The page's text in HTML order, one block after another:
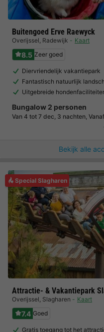
Buitengoed Erve Raewyck
Overijssel, Radewijk Kaart
8.5 Zeer goed
Diervriendelijk vakantiepark
Fantastisch natuurlijk
Uitgebreide
Bungalow 2 personen
Van 4 tot 7 dec, 3 nachten, Vanaf
Bekijk alle
Special Slagharen
Attractie- & Vakantiepark
Overijssel, Slagharen Kaart
7.4 Goed
Gratis toegang tot het